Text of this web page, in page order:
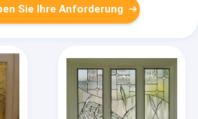
Sie Ihre Anforderung